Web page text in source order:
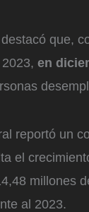
que,
en
reportó un
el
millones
al 2023.